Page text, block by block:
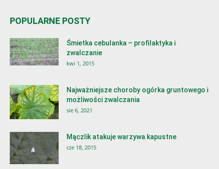
POPULARNE POSTY
Śmietka cebulanka – profilaktyka i
zwalczanie
kwi 1, 2015
Najważniejsze choroby ogórka gruntowego i
możliwości zwalczania
sie 6, 2021
Mączlik atakuje warzywa kapustne
cze 18, 2015